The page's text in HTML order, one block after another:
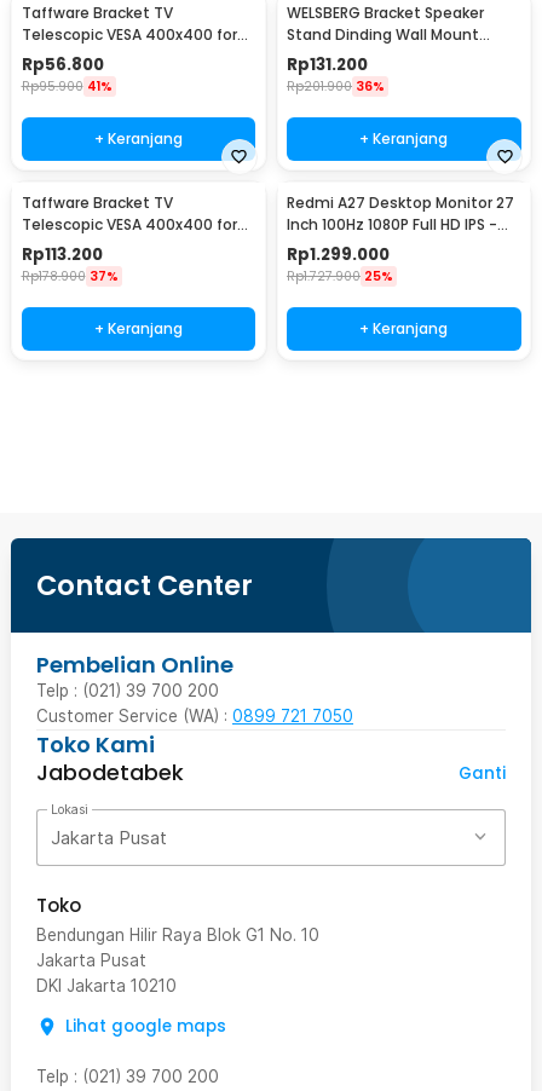
Taffware Bracket TV
Telescopic VESA 400x400 for
14-55 Inch TV - HDL-117B-2
Rp56.800
Rp95.900 41%
+ Keranjang
WELSBERG Bracket Speaker
Stand Dinding Wall Mount
Telescopic 2 PCS - SPS-501
Rp131.200
Rp201.900 36%
+ Keranjang
Taffware Bracket TV
Telescopic VESA 400x400 for
32-65 Inch TV - P4
Rp113.200
Rp178.900 37%
+ Keranjang
Redmi A27 Desktop Monitor 27
Inch 100Hz 1080P Full HD IPS -
A27
Rp1.299.000
Rp1.727.900 25%
+ Keranjang
Contact Center
Pembelian Online
Telp : (021) 39 700 200
Customer Service (WA) : 0899 721 7050
Toko Kami
Jabodetabek
Ganti
Lokasi
Jakarta Pusat
Toko
Bendungan Hilir Raya Blok G1 No. 10
Jakarta Pusat
DKI Jakarta 10210
Lihat google maps
Telp : (021) 39 700 200